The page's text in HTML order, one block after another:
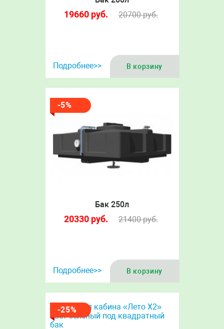
19660 руб. 20700руб.
Подробнее>> В корзину
-5%
Бак 250л
20330 руб. 21400руб.
Подробнее>> В корзину
-25%